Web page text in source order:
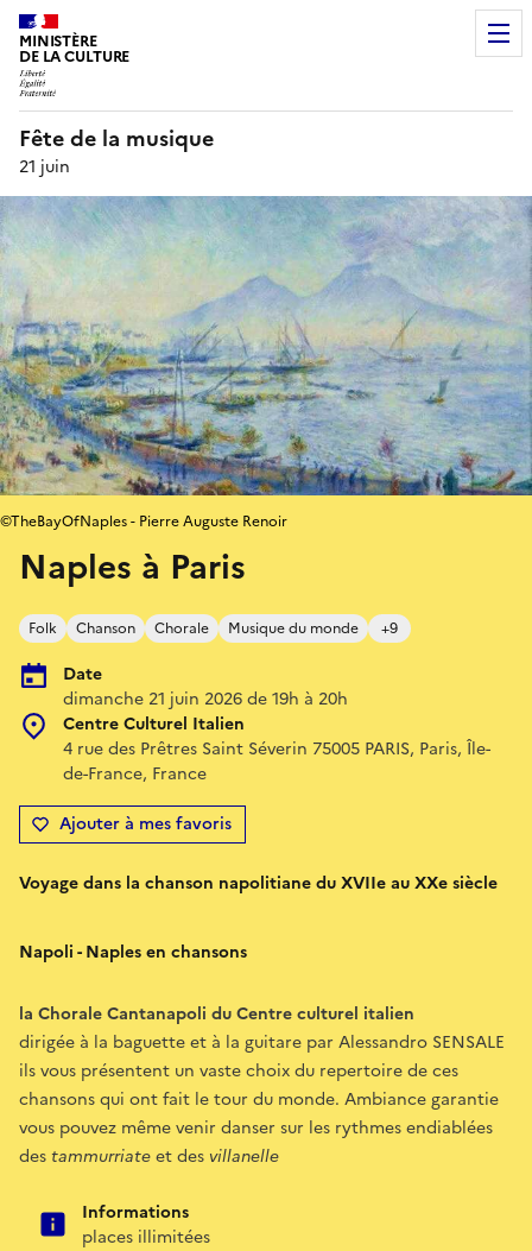
MINISTÈRE
DE LA CULTURE
Fête de la musique
21 juin
Naples à Paris
Folk Chanson Chorale Musique du monde +9
Date
dimanche 21 juin 2026 de 19h à 20h
Centre Culturel Italien
4 rue des Prêtres Saint Séverin 75005 PARIS, Paris, Île-
de-France, France
Ajouter à mes favoris
©TheBayOfNaples - Pierre Auguste Renoir
Voyage dans la chanson napolitiane du XVIIe au XXe siècle
Napoli - Naples en chansons
la Chorale Cantanapoli du Centre culturel italien
dirigée à la baguette et à la guitare par Alessandro SENSALE
ils vous présentent un vaste choix du repertoire de ces
chansons qui ont fait le tour du monde. Ambiance garantie
vous pouvez même venir danser sur les rythmes endiablées
destammurriateet des villanelle
Informations
places illimitées